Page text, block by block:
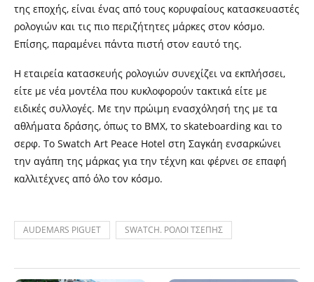
της εποχής, είναι ένας από τους κορυφαίους κατασκευαστές
ρολογιών και τις πιο περιζήτητες μάρκες στον κόσμο.
Επίσης, παραμένει πάντα πιστή στον εαυτό της.
Η εταιρεία κατασκευής ρολογιών συνεχίζει να εκπλήσσει,
είτε με νέα μοντέλα που κυκλοφορούν τακτικά είτε με
ειδικές συλλογές. Με την πρώιμη ενασχόλησή της με τα
αθλήματα δράσης, όπως το BMX, το skateboarding και το
σερφ. Το Swatch Art Peace Hotel στη Σαγκάη ενσαρκώνει
την αγάπη της μάρκας για την τέχνη και φέρνει σε επαφή
καλλιτέχνες από όλο τον κόσμο.
AUDEMARS PIGUET SWATCH. ΡΟΛΟΙ ΤΣΕΠΗΣ